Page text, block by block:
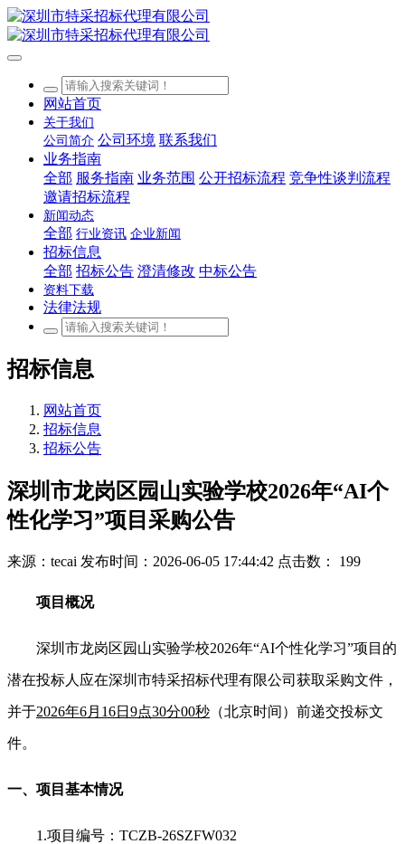
网站首页
关于我们
公司简介 公司环境 联系我们
业务指南
全部 服务指南 业务范围 公开招标流程 竞争性谈判流程
邀请招标流程
新闻动态
全部 行业资讯 企业新闻
招标信息
全部 招标公告 澄清修改 中标公告
资料下载
法律法规
招标信息
网站首页
招标信息
招标公告
深圳市龙岗区园山实验学校2026年“AI个
性化学习”项目采购公告
来源：tecai 发布时间：2026-06-05 17:44:42 点击数： 199
项目概况
深圳市龙岗区园山实验学校2026年“AI个性化学习”项目的
潜在投标人应在深圳市特采招标代理有限公司获取采购文件，
并于2026年6月16日9点30分00秒 （北京时间）前递交投标文
件。
一、项目基本情况
1.项目编号：TCZB-26SZFW032